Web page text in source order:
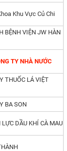
Khu Vực Củ Chi
BỆNH VIỆN JW HÀN
TY NHÀ NƯỚC
THUỐC LÁ VIỆT
BA SON
DẦU KHÍ CÀ MAU